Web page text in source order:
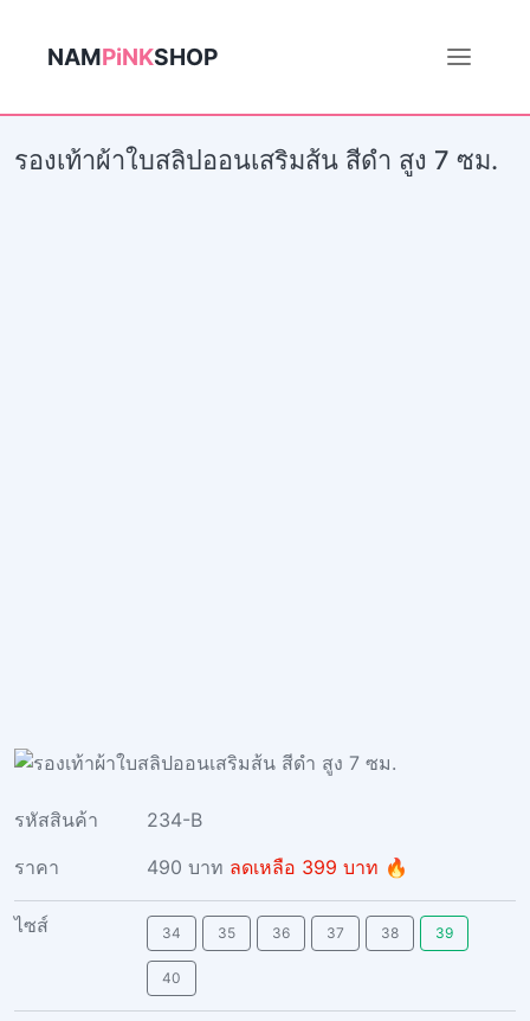
NAMPiNKSHOP
รองเท้าผ้าใบสลิปออนเสริมส้น สีดำ สูง 7 ซม.
รหัสสินค้า
234-B
ราคา
490 บาท ลดเหลือ 399 บาท 🔥
ไซส์ 34 35 36 37 38 39
40